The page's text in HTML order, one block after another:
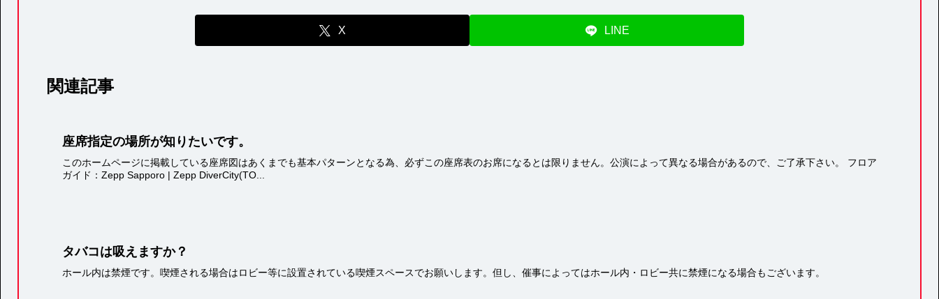
X LINE
関連記事
座席指定の場所が知りたいです。
このホームページに掲載している座席図はあくまでも基本パターンとなる為、必ずこの座席表のお席になるとは限りません。公演によって異なる場合があるので、ご了承下さい。 フロア
ガイド：Zepp Sapporo | Zepp DiverCity(TO...
タバコは吸えますか？
ホール内は禁煙です。喫煙される場合はロビー等に設置されている喫煙スペースでお願いします。但し、催事によってはホール内・ロビー共に禁煙になる場合もございます。